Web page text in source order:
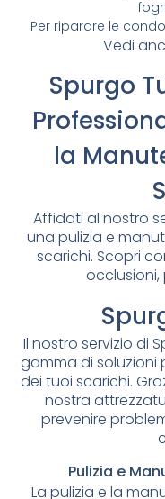
Per riparare le
Vedi
Spurgo
la
Affidati al nostro
una pulizia e
scarichi. Scopri
Il nostro servizio di
gamma di soluzioni
dei tuoi scarichi.
nostra
prevenire
Pulizia e
La pulizia e la